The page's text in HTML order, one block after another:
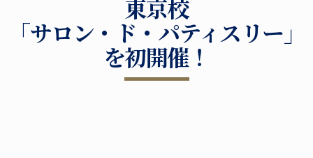
東京校
「サロン・ド・パティスリー」
を初開催！